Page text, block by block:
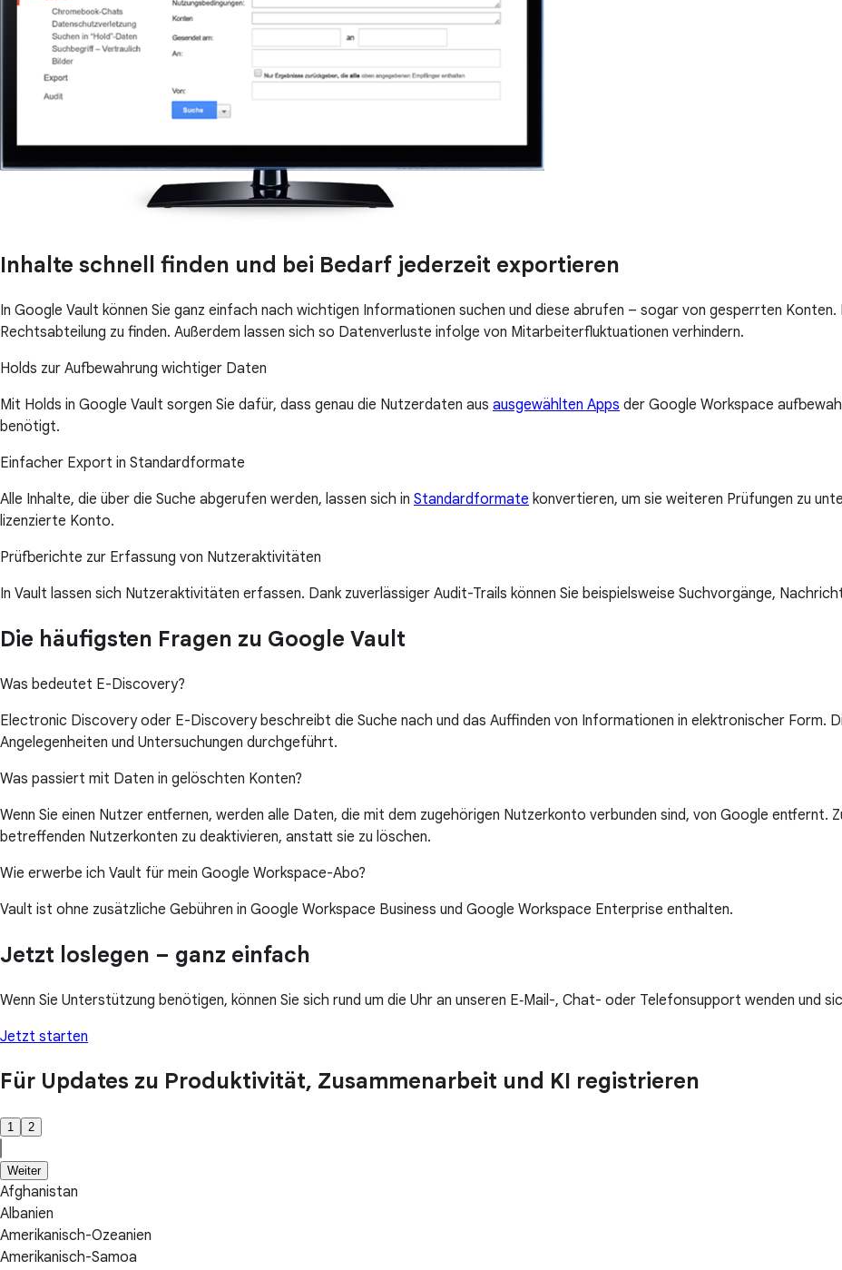
Inhalte schnell finden und bei Bedarf jederzeit exportieren
In Google Vault können Sie ganz einfach nach wichtigen Informationen suchen und diese abrufen – sogar von gesperrten
Rechtsabteilung zu finden. Außerdem lassen sich so Datenverluste infolge von Mitarbeiterfluktuationen verhindern.
Holds zur Aufbewahrung wichtiger Daten
Mit Holds in Google Vault sorgen Sie dafür, dass genau die Nutzerdaten aus ausgewählten Apps der Google Workspace
benötigt.
Einfacher Export in Standardformate
Alle Inhalte, die über die Suche abgerufen werden, lassen sich in Standardformate konvertieren, um sie weiteren Prüfungen zu
lizenzierte Konto.
Prüfberichte zur Erfassung von Nutzeraktivitäten
In Vault lassen sich Nutzeraktivitäten erfassen. Dank zuverlässiger Audit-Trails können Sie beispielsweise Suchvorgänge,
Die häufigsten Fragen zu Google Vault
Was bedeutet E-Discovery?
Electronic Discovery oder E-Discovery beschreibt die Suche nach und das Auffinden von Informationen in elektronischer Form.
Angelegenheiten und Untersuchungen durchgeführt.
Was passiert mit Daten in gelöschten Konten?
Wenn Sie einen Nutzer entfernen, werden alle Daten, die mit dem zugehörigen Nutzerkonto verbunden sind, von Google
betreffenden Nutzerkonten zu deaktivieren, anstatt sie zu löschen.
Wie erwerbe ich Vault für mein Google Workspace-Abo?
Vault ist ohne zusätzliche Gebühren in Google Workspace Business und Google Workspace Enterprise enthalten.
Jetzt loslegen – ganz einfach
Wenn Sie Unterstützung benötigen, können Sie sich rund um die Uhr an unseren E‑Mail-, Chat- oder Telefonsupport wenden und
Jetzt starten
Für Updates zu Produktivität, Zusammenarbeit und KI registrieren
1 2
Weiter
Afghanistan
Albanien
Amerikanisch-Ozeanien
Amerikanisch-Samoa